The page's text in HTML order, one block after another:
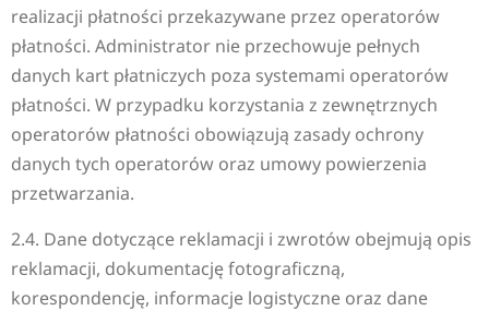
realizacji płatności przekazywane przez operatorów
płatności. Administrator nie przechowuje pełnych
danych kart płatniczych poza systemami operatorów
płatności. W przypadku korzystania z zewnętrznych
operatorów płatności obowiązują zasady ochrony
danych tych operatorów oraz umowy powierzenia
przetwarzania.
2.4. Dane dotyczące reklamacji i zwrotów obejmują opis
reklamacji, dokumentację fotograficzną,
korespondencję, informacje logistyczne oraz dane